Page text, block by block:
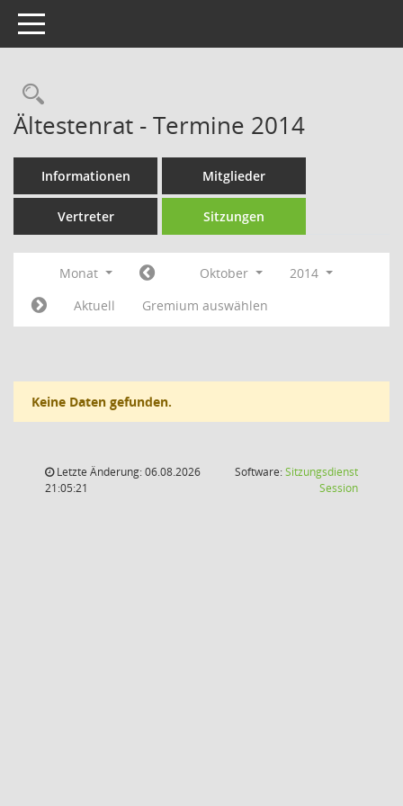
Toggle navigation
Rechercheauswahl
Ältestenrat - Termine 2014
Informationen Mitglieder
Vertreter Sitzungen
Monat Oktober
2014
Aktuell
Gremium auswählen
Keine Daten gefunden.
Letzte Änderung: 06.08.2026
21:05:21
Software:Sitzungsdienst
Session(Wird in